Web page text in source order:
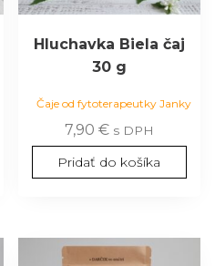
Hluchavka Biela čaj
30 g
Čaje od fytoterapeutky Janky
7,90 € s DPH
Pridať do košíka